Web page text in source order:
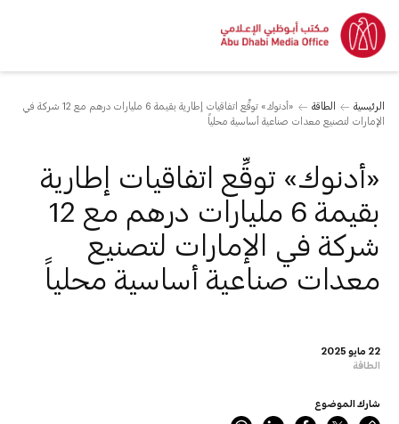
الرئيسية الطاقة
«أدنوك» توقِّع اتفاقيات إطارية بقيمة 6 مليارات درهم مع 12 شركة في
الإمارات لتصنيع معدات صناعية أساسية محلياً
22 مايو 2025
الطاقة
«أدنوك» توقِّع اتفاقيات إطارية
بقيمة 6 مليارات درهم مع 12
شركة في الإمارات لتصنيع
معدات صناعية أساسية محلياً
شارك الموضوع